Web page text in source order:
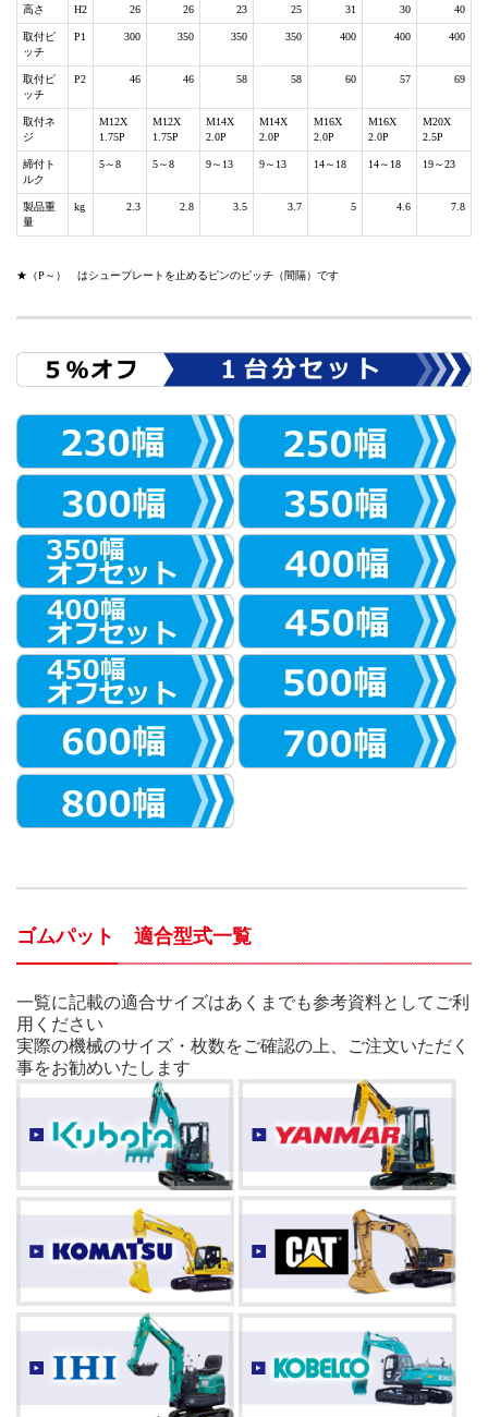
高さ H2 26 26 23 25 31 30 40
取付ピ
ッチ
P1 300 350 350 350 400 400 400
取付ピ
ッチ
P2 46 46 58 58 60 57 69
取付ネ
ジ
M12X
1.75P
M12X
1.75P
M14X
2.0P
M14X
2.0P
M16X
2.0P
M16X
2.0P
M20X
2.5P
締付ト
ルク
5～8 5～8 9～13 9～13 14～18 14～18 19～23
製品重
量
kg 2.3 2.8 3.5 3.7 5 4.6 7.8
★（P～） はシュープレートを止めるピンのピッチ（間隔）です
ゴムパット 適合型式一覧
一覧に記載の適合サイズはあくまでも参考資料としてご利
用ください
実際の機械のサイズ・枚数をご確認の上、ご注文いただく
事をお勧めいたします